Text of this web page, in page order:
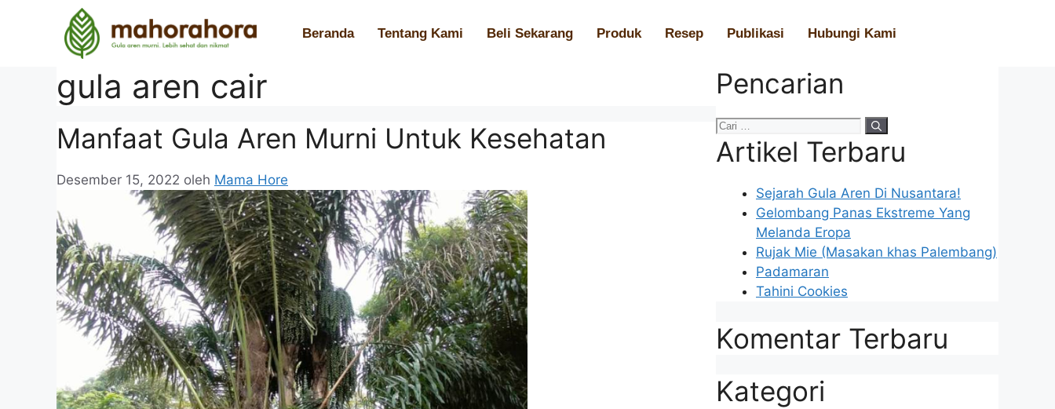
Beranda Tentang Kami Beli Sekarang Produk Resep Publikasi Hubungi Kami
gula aren cair
Manfaat Gula Aren Murni Untuk Kesehatan
Desember 15, 2022 oleh Mama Hore
Pencarian
Artikel Terbaru
Sejarah Gula Aren Di Nusantara!
Gelombang Panas Ekstreme Yang
Melanda Eropa
Rujak Mie (Masakan khas Palembang)
Padamaran
Tahini Cookies
Komentar Terbaru
Kategori